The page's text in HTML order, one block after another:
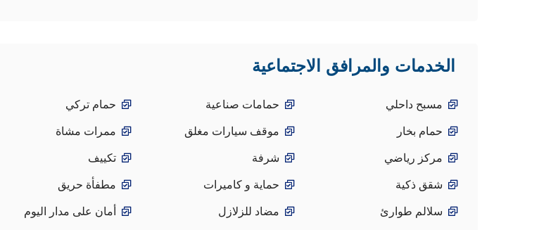
الخدمات والمرافق الاجتماعية
مسبح داحلي حمامات صناعية
حمام تركي
حمام بخار
موقف سيارات مغلق
ممرات مشاة
مركز رياضي
شرفة
تكييف
شقق ذكية
حماية و كاميرات
مطفأة حريق
سلالم طوارئ
مضاد للزلازل
أمان على مدار اليوم